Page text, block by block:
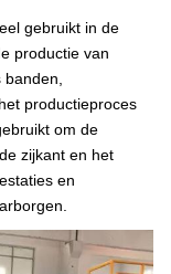
gebruikt in de
productie van
productieproces
om de
zijkant en het
en